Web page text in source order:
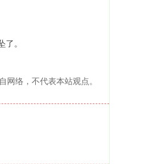
。
网络，不代表本站观点。